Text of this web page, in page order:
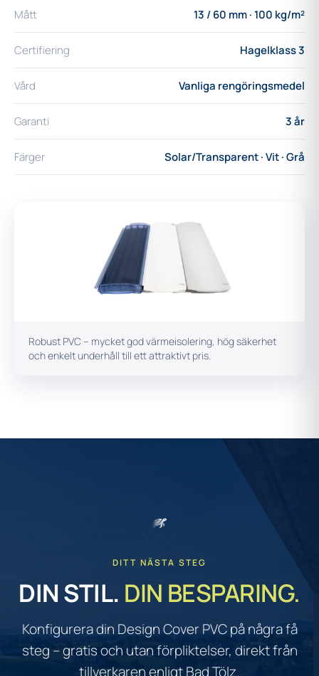
Mått 13 / 60 mm · 100 kg/m²
Certifiering Hagelklass 3
Vård Vanliga rengöringsmedel
Garanti 3 år
Färger Solar/Transparent · Vit · Grå
Robust PVC – mycket god värmeisolering, hög säkerhet
och enkelt underhåll till ett attraktivt pris.
DITT NÄSTA STEG
DIN STIL. DIN BESPARING.
Konfigurera din Design Cover PVC på några få
steg – gratis och utan förpliktelser, direkt från
tillverkaren enligt Bad Tölz.